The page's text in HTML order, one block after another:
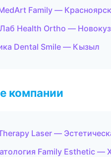
Family — Красноярск
Health Ortho —
Dental Smile — Кызыл
компании
Laser —
Family Esthetic —